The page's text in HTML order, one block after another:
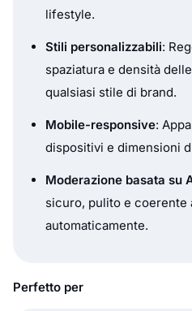
lifestyle.
Stili personalizzabili:
spaziatura e densità
qualsiasi stile di brand.
Mobile-responsive:
dispositivi e dimensioni
Moderazione basata su
sicuro, pulito e coerente
automaticamente.
Perfetto per